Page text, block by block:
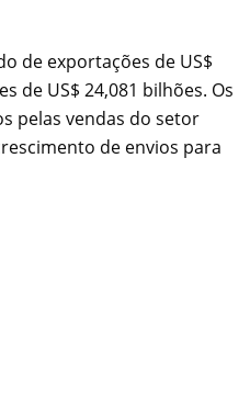
de exportações de US$
de US$ 24,081 bilhões. Os
pelas vendas do setor
de envios para